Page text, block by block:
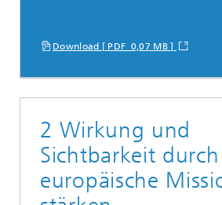
Download [ PDF 0,07 MB ]
2 Wirkung und
Sichtbarkeit durch
europäische